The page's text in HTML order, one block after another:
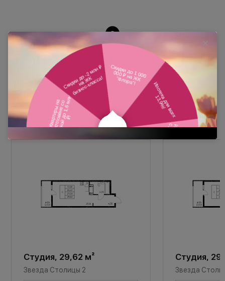
Похожие планировки
Студия, 29,62 м²
Звезда Столицы 2
Студия,
Звезда